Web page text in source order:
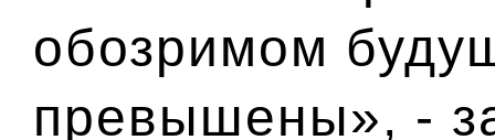
обозримом
превышены», -